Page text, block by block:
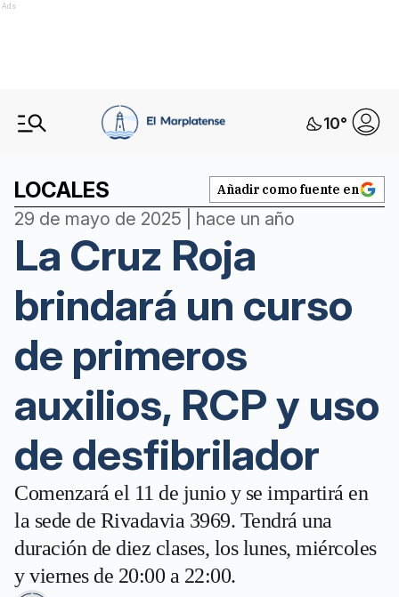
Ads
10°
LOCALES Añadir como fuente en
29 de mayo de 2025 | hace un año
La Cruz Roja
brindará un curso
de primeros
auxilios, RCP y uso
de desfibrilador
Comenzará el 11 de junio y se impartirá en
la sede de Rivadavia 3969. Tendrá una
duración de diez clases, los lunes, miércoles
y viernes de 20:00 a 22:00.